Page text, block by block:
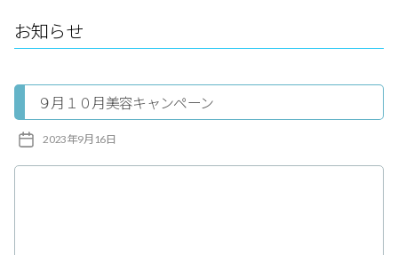
ク
リ
ニ
お知らせ
９月１０月美容キャンペーン
投
2023年9月16日